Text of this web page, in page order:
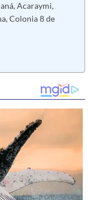
Acaraymi,
Colonia 8 de